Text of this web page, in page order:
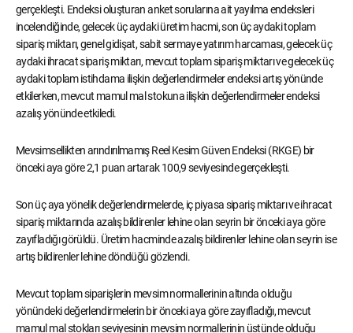
gerçekleşti. Endeksi oluşturan anket sorularına ait yayılma endeksleri
incelendiğinde, gelecek üç aydaki üretim hacmi, son üç aydaki toplam
sipariş miktarı, genel gidişat, sabit sermaye yatırım harcaması, gelecek üç
aydaki ihracat sipariş miktarı, mevcut toplam sipariş miktarı ve gelecek üç
aydaki toplam istihdama ilişkin değerlendirmeler endeksi artış yönünde
etkilerken, mevcut mamul mal stokuna ilişkin değerlendirmeler endeksi
azalış yönünde etkiledi.
Mevsimsellikten arındırılmamış Reel Kesim Güven Endeksi (RKGE) bir
önceki aya göre 2,1 puan artarak 100,9 seviyesinde gerçekleşti.
Son üç aya yönelik değerlendirmelerde, iç piyasa sipariş miktarı ve ihracat
sipariş miktarında azalış bildirenler lehine olan seyrin bir önceki aya göre
zayıfladığı görüldü. Üretim hacminde azalış bildirenler lehine olan seyrin ise
artış bildirenler lehine döndüğü gözlendi.
Mevcut toplam siparişlerin mevsim normallerinin altında olduğu
yönündeki değerlendirmelerin bir önceki aya göre zayıfladığı, mevcut
mamul mal stokları seviyesinin mevsim normallerinin üstünde olduğu